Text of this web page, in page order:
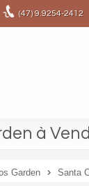
(47)9.9254-2412
à
Garden Santa